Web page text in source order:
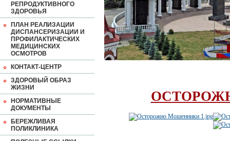
РЕПРОДУКТИВНОГО
ЗДОРОВЬЯ
ПЛАН РЕАЛИЗАЦИИ
ДИСПАНСЕРИЗАЦИИ И
ПРОФИЛАКТИЧЕСКИХ
МЕДИЦИНСКИХ
ОСМОТРОВ
КОНТАКТ-ЦЕНТР
ЗДОРОВЫЙ ОБРАЗ
ЖИЗНИ
НОРМАТИВНЫЕ
ДОКУМЕНТЫ
БЕРЕЖЛИВАЯ
ПОЛИКЛИНИКА